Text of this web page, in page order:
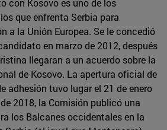
con Kosovo es uno de los
que enfrenta Serbia para
a la Unión Europea. Se le concedió
en marzo de 2012, después
llegaran a un acuerdo sobre la
de Kosovo. La apertura oficial de
adhesión tuvo lugar el 21 de enero
2018, la Comisión publicó una
los Balcanes occidentales en la